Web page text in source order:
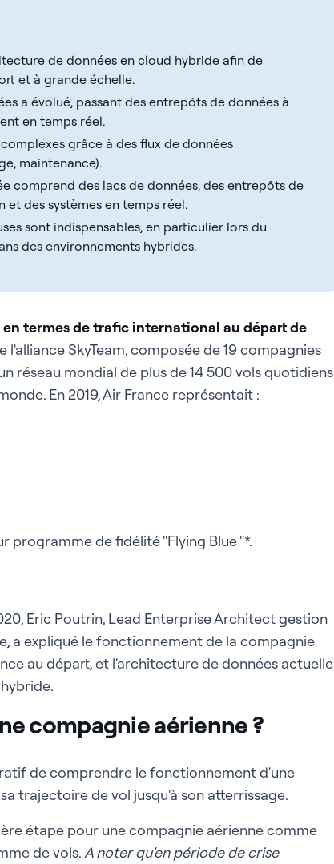
de données en cloud hybride afin de
et à grande échelle.
a évolué, passant des entrepôts de données à
en temps réel.
grâce à des flux de données
maintenance).
comprend des lacs de données, des entrepôts de
des systèmes en temps réel.
sont indispensables, en particulier lors du
des environnements hybrides.
termes de trafic international au départ de
SkyTeam, composée de 19 compagnies
réseau mondial de plus de 14 500 vols quotidiens
En 2019, Air France représentait :
programme de fidélité "Flying Blue "*.
Eric Poutrin, Lead Enterprise Architect gestion
a expliqué le fonctionnement de la compagnie
au départ, et l'architecture de données actuelle
compagnie aérienne ?
de comprendre le fonctionnement d'une
trajectoire de vol jusqu'à son atterrissage.
étape pour une compagnie aérienne comme
de vols.A noter qu'en période de crise